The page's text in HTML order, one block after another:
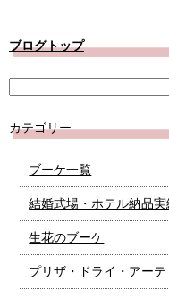
ブログトップ
カテゴリー
ブーケ一覧
結婚式場・ホテル納品実
生花のブーケ
プリザ・ドライ・アー